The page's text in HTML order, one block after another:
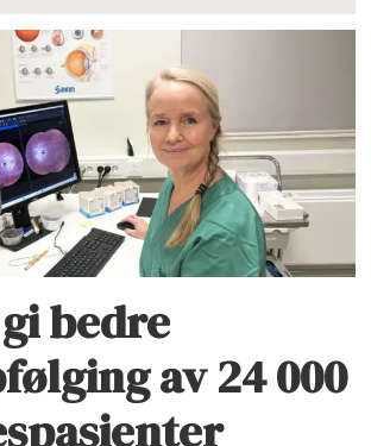
bedre
av 24 000